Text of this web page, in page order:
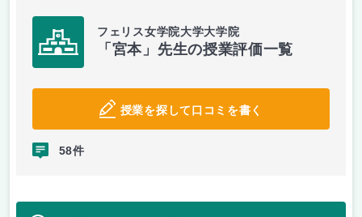
フェリス女学院大学大学院
「宮本」先生の授業評価一覧
授業を探して口コミを書く
58件